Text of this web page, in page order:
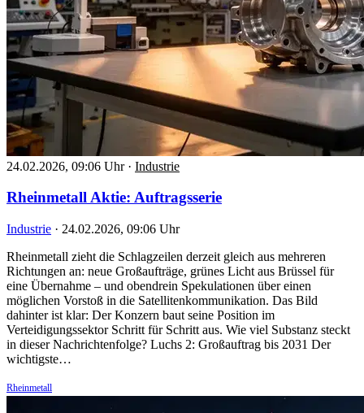
24.02.2026, 09:06 Uhr · Industrie
Rheinmetall Aktie: Auftragsserie
Industrie · 24.02.2026, 09:06 Uhr
Rheinmetall zieht die Schlagzeilen derzeit gleich aus mehreren
Richtungen an: neue Großaufträge, grünes Licht aus Brüssel für
eine Übernahme – und obendrein Spekulationen über einen
möglichen Vorstoß in die Satellitenkommunikation. Das Bild
dahinter ist klar: Der Konzern baut seine Position im
Verteidigungssektor Schritt für Schritt aus. Wie viel Substanz steckt
in dieser Nachrichtenfolge? Luchs 2: Großauftrag bis 2031 Der
wichtigste…
Rheinmetall